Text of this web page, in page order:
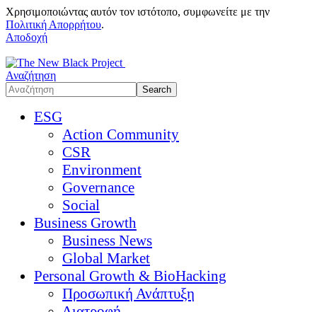
Χρησιμοποιώντας αυτόν τον ιστότοπο, συμφωνείτε με την
Πολιτική Απορρήτου.
Αποδοχή
Αναζήτηση
ESG
Action Community
CSR
Environment
Governance
Social
Business Growth
Business News
Global Market
Personal Growth & BioHacking
Προσωπική Ανάπτυξη